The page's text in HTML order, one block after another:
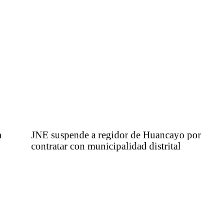
JNE suspende a regidor de Huancayo por
contratar con municipalidad distrital